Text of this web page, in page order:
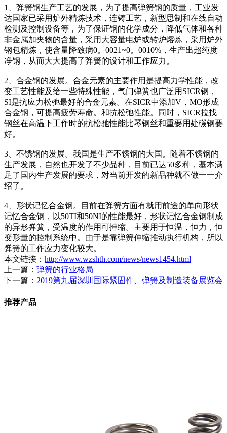
1、弹簧钢生产工艺的发展，为了提高弹簧钢的质量，工业发
达国家已采用炉外精炼技术，连铸工艺，新型思制和在线自动
检测及控制设备等，为了保证钢的化学成分，降低气体和各种
非金属加夹物的含量，采用大容量电炉或转炉熔炼，采用炉外
钢包精炼，使含量降致病0。0021~0。0010%，生产出超纯度
净钢，从而大大提高了弹簧的设计和工作应力。
2、合金钢的发展。合金元素的主要作用是提高力学性能，改
变工艺性能及给一些特殊性能，气门弹簧也广泛用SICR钢，
SI是抗应力松弛最好的合金元素。在SICR中添加V，MO形成
合金钢，可提高疲劳寿命。和抗松弛性能。同时，SICR拉找
钢丝在高温下工作时的抗松驰性能比琴钢丝和重要用处碳钢要
好。
3、不锈钢的发展。我国是生产不锈钢的大国。随着不锈钢的
生产发展，自然也开发了不少品种，目前已达50多种，基本满
足了国内生产发展的要求，对当前开发的新品种就不做一一介
绍了。
4、形状记忆合金钢。目前在弹簧方面有就用前途的单向形状
记忆合金钢，以50TI和50NI的性能最好，形状记忆合金钢制成
的异形弹簧，受温度的作用可抻缩。主要用于恒温，恒力，恒
变形量的控制系统中。由于是靠弹簧伸缩推动执行机构，所以
弹簧的工作应力变化较大。
本文链接： http://www.wzshth.com/news/news1454.html
上一篇： 弹簧的行业格局
下一篇： 2019第九届深圳国际紧固件、弹簧及制造装备展览会
推荐产品